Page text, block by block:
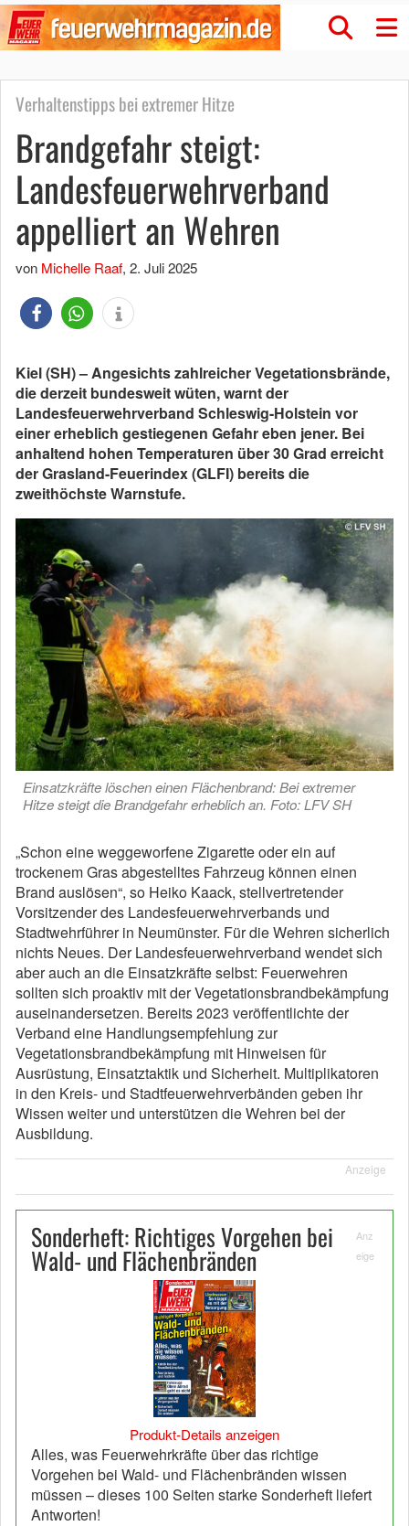
Verhaltenstipps bei extremer Hitze
Brandgefahr steigt:
Landesfeuerwehrverband
appelliert an Wehren
von Michelle Raaf, 2. Juli 2025
Kiel (SH) – Angesichts zahlreicher Vegetationsbrände,
die derzeit bundesweit wüten, warnt der
Landesfeuerwehrverband Schleswig-Holstein vor
einer erheblich gestiegenen Gefahr eben jener. Bei
anhaltend hohen Temperaturen über 30 Grad erreicht
der Grasland-Feuerindex (GLFI) bereits die
zweithöchste Warnstufe.
Einsatzkräfte löschen einen Flächenbrand: Bei extremer
Hitze steigt die Brandgefahr erheblich an. Foto: LFV SH
„Schon eine weggeworfene Zigarette oder ein auf
trockenem Gras abgestelltes Fahrzeug können einen
Brand auslösen“, so Heiko Kaack, stellvertretender
Vorsitzender des Landesfeuerwehrverbands und
Stadtwehrführer in Neumünster. Für die Wehren sicherlich
nichts Neues. Der Landesfeuerwehrverband wendet sich
aber auch an die Einsatzkräfte selbst: Feuerwehren
sollten sich proaktiv mit der Vegetationsbrandbekämpfung
auseinandersetzen. Bereits 2023 veröffentlichte der
Verband eine Handlungsempfehlung zur
Vegetationsbrandbekämpfung mit Hinweisen für
Ausrüstung, Einsatztaktik und Sicherheit. Multiplikatoren
in den Kreis- und Stadtfeuerwehrverbänden geben ihr
Wissen weiter und unterstützen die Wehren bei der
Ausbildung.
Anzeige
Sonderheft: Richtiges Vorgehen bei
Wald- und Flächenbränden
Anz
eige
Produkt-Details anzeigen
Alles, was Feuerwehrkräfte über das richtige
Vorgehen bei Wald- und Flächenbränden wissen
müssen – dieses 100 Seiten starke Sonderheft liefert
Antworten!